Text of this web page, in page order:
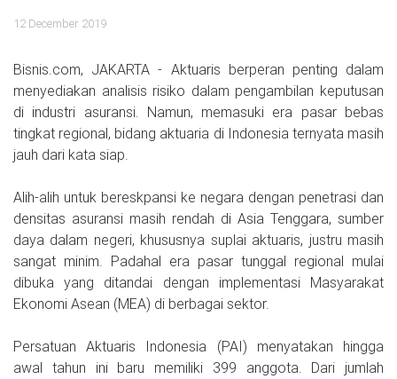
12 December 2019
Bisnis.com, JAKARTA - Aktuaris berperan penting dalam
menyediakan analisis risiko dalam pengambilan keputusan
di industri asuransi. Namun, memasuki era pasar bebas
tingkat regional, bidang aktuaria di Indonesia ternyata masih
jauh dari kata siap.
Alih-alih untuk bereskpansi ke negara dengan penetrasi dan
densitas asuransi masih rendah di Asia Tenggara, sumber
daya dalam negeri, khususnya suplai aktuaris, justru masih
sangat minim. Padahal era pasar tunggal regional mulai
dibuka yang ditandai dengan implementasi Masyarakat
Ekonomi Asean (MEA) di berbagai sektor.
Persatuan Aktuaris Indonesia (PAI) menyatakan hingga
awal tahun ini baru memiliki 399 anggota. Dari jumlah